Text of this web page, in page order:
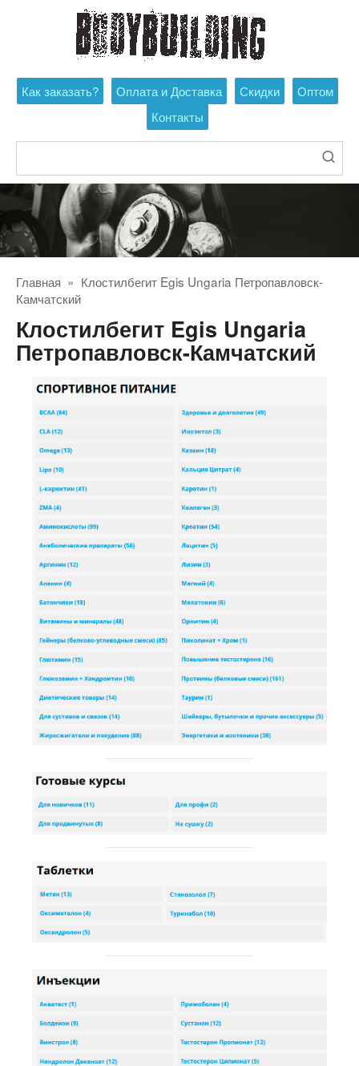
Как заказать? Оплата и Доставка Скидки
Оптом
Контакты
Главная » Клостилбегит Egis Ungaria Петропавловск-
Камчатский
Клостилбегит Egis Ungaria
Петропавловск-Камчатский